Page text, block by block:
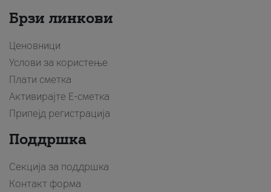
Брзи линкови
Ценовници
Услови за користење
Плати сметка
Активирајте Е-сметка
Припејд регистрација
Поддршка
Секција за поддршка
Контакт форма